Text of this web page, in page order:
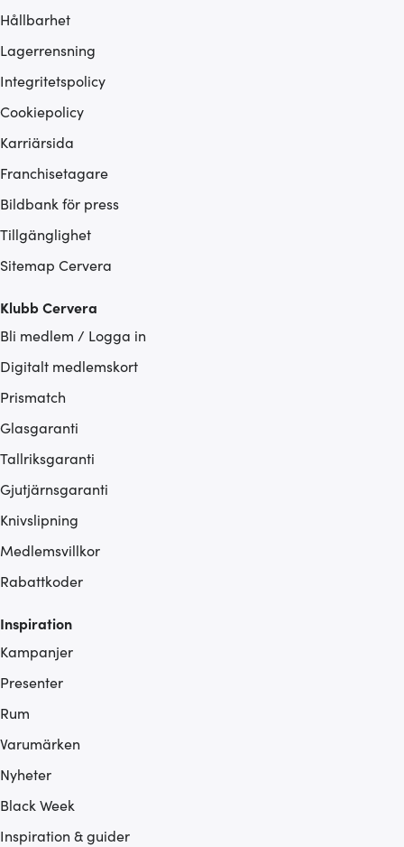
Hållbarhet
Lagerrensning
Integritetspolicy
Cookiepolicy
Karriärsida
Franchisetagare
Bildbank för press
Tillgänglighet
Sitemap Cervera
Klubb Cervera
Bli medlem / Logga in
Digitalt medlemskort
Prismatch
Glasgaranti
Tallriksgaranti
Gjutjärnsgaranti
Knivslipning
Medlemsvillkor
Rabattkoder
Inspiration
Kampanjer
Presenter
Rum
Varumärken
Nyheter
Black Week
Inspiration & guider